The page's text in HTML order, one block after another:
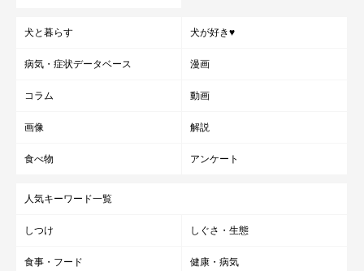
犬と暮らす 犬が好き♥
病気・症状データベース 漫画
コラム 動画
画像 解説
食べ物 アンケート
人気キーワード一覧
しつけ しぐさ・生態
食事・フード 健康・病気